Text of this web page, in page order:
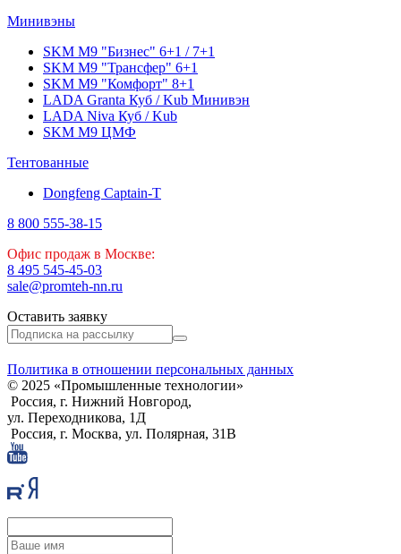
Минивэны
SKM M9 "Бизнес" 6+1 / 7+1
SKM M9 "Трансфер" 6+1
SKM M9 "Комфорт" 8+1
LADA Granta Куб / Kub Минивэн
LADA Niva Куб / Kub
SKM M9 ЦМФ
Тентованные
Dongfeng Captain-T
8 800 555-38-15
Офис продаж в Москве:
8 495 545-45-03
sale@promteh-nn.ru
Оставить заявку
Политика в отношении персональных данных
© 2025 «Промышленные технологии»
Россия, г. Нижний Новгород,
ул. Переходникова, 1Д
Россия, г. Москва, ул. Полярная, 31В